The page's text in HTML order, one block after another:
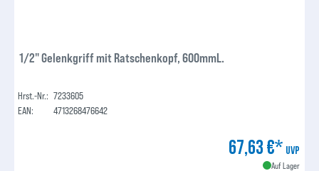
1/2" Gelenkgriff mit Ratschenkopf, 600mmL.
Hrst.-Nr.: 7233605
EAN:
4713268476642
67,63 €* UVP
Auf Lager